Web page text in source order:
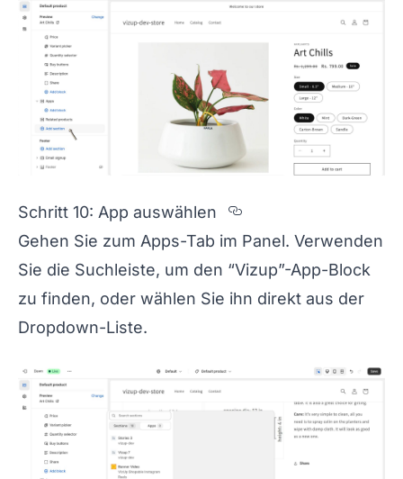
Schritt 10: App auswählen
Section titled
Gehen Sie zum Apps-Tab im Panel. Verwenden
Sie die Suchleiste, um den “Vizup”-App-Block
zu finden, oder wählen Sie ihn direkt aus der
Dropdown-Liste.